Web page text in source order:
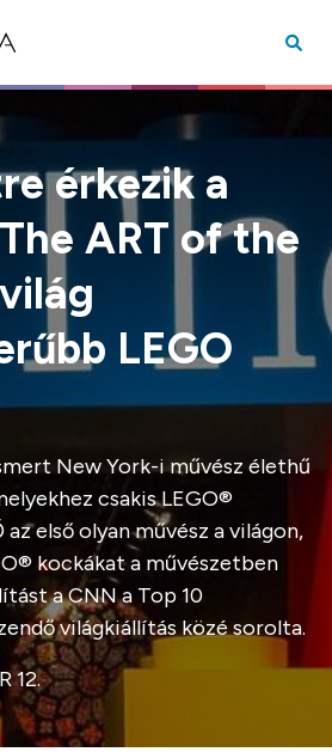
érkezik a
ART of the
LEGO
New York-i művész élethű
csakis LEGO®
az első olyan művész a világon,
kockákat a művészetben
a CNN a Top 10
világkiállítás közé sorolta.
12.